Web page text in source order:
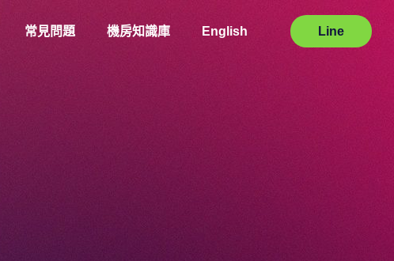
常見問題 機房知識庫 English Line